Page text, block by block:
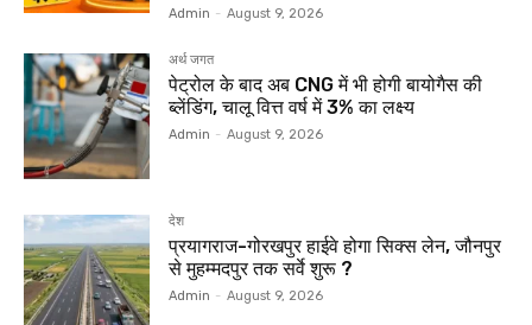
Admin - August 9, 2026
अर्थ जगत
पेट्रोल के बाद अब CNG में भी होगी बायोगैस की
ब्लेंडिंग, चालू वित्त वर्ष में 3% का लक्ष्य
Admin - August 9, 2026
देश
प्रयागराज-गोरखपुर हाईवे होगा सिक्स लेन, जौनपुर
से मुहम्मदपुर तक सर्वे शुरू ?
Admin - August 9, 2026